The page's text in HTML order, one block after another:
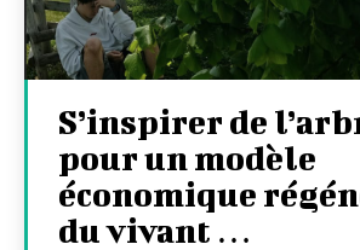
S’inspirer de
pour un modèle
économique
du vivant …